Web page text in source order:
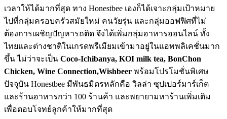
เวลาให้ได้มากที่สุด ทาง Honestbee เองก็ได้เจาะกลุ่มเป้าหมาย
ไปที่กลุ่มครอบครัวสมัยใหม่ คนวัยรุ่น และกลุ่มออฟฟิศที่ไม่
ต้องการเผชิญปัญหารถติด จึงได้เพิ่มกลุ่มอาหารออนไลน์ ทั้ง
ไทยและต่างชาติในเกรดพรีเมียมเข้ามาอยู่ในแอพพลิเคชั่นมาก
ขึ้น ไม่ว่าจะเป็น Coco-Ichibanya, KOI milk tea, BonChon
Chicken, Wine Connection,Wishbeer พร้อมโปรโมชั่นพิเศษ
ปัจจุบัน Honestbee มีพันธมิตรหลักคือ วิลล่า ซุปเปอร์มาร์เก็ต
และร้านอาหารกว่า 100 ร้านค้า และพยายามหาร้านเพิ่มเติม
เพื่อตอบโจทย์ลูกค้าให้มากที่สุด